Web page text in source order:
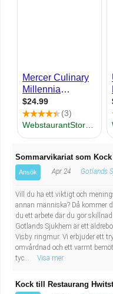
Kropps- och
Kultur, media,
Militärt arbete
Naturbruk
Pedagogiskt
Sanering och
Budbilsförare
Tidningsbud/
Lärare i
Taxiförare/
Läkarsekreterare/
sekreterare
Lastbilsförare m.fl.
Sommarvikariat som
Ansök Apr 24 Gotlands
Vill du ha ett viktigt och
annan människa? Då kommer
du ett arbete där du gör
Gotlands Sjukhem är ett
Visby ringmur. Vi erbjuder ett
omvårdnad och ett varmt
tyc...
Visa mer
Kock till Restaurang